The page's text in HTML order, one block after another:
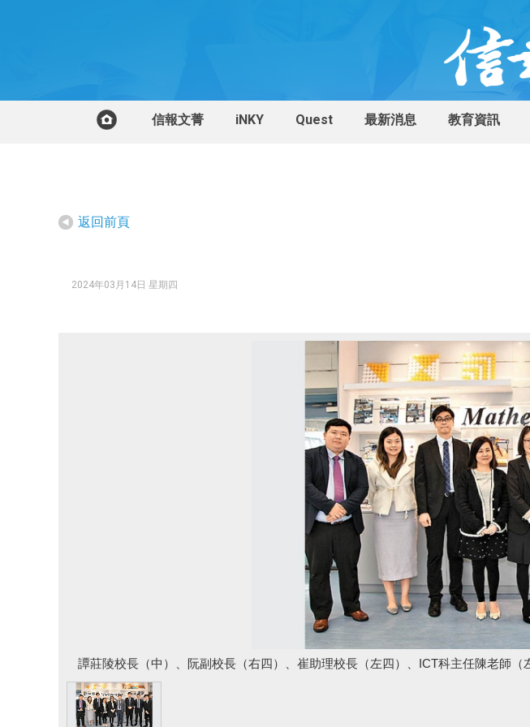
信報文菁 iNKY Quest 最新消息 教育資訊
返回前頁
2024年03月14日 星期四
譚莊陵校長（中）、阮副校長（右四）、崔助理校長（左四）、ICT科主任陳老師